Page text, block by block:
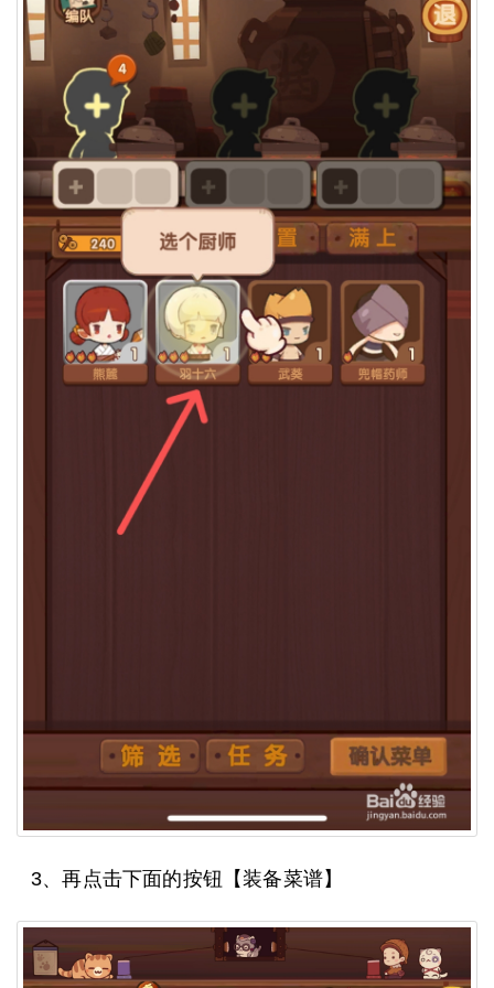
3、再点击下面的按钮【装备菜谱】